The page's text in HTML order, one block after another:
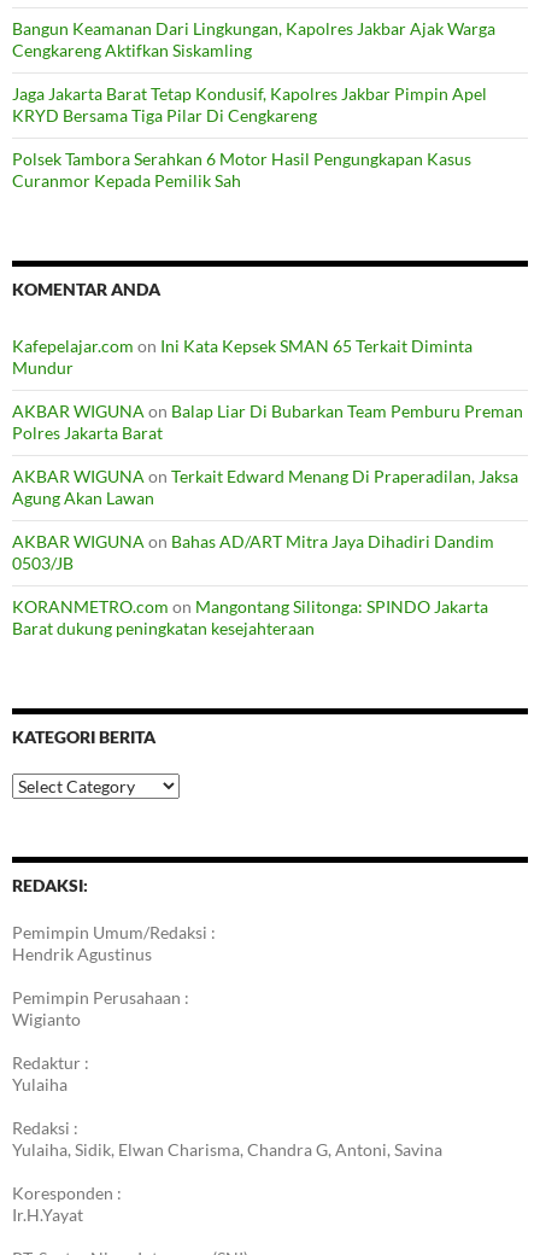
Bangun Keamanan Dari Lingkungan, Kapolres Jakbar Ajak Warga
Cengkareng Aktifkan Siskamling
Jaga Jakarta Barat Tetap Kondusif, Kapolres Jakbar Pimpin Apel
KRYD Bersama Tiga Pilar Di Cengkareng
Polsek Tambora Serahkan 6 Motor Hasil Pengungkapan Kasus
Curanmor Kepada Pemilik Sah
KOMENTAR ANDA
Kafepelajar.com on Ini Kata Kepsek SMAN 65 Terkait Diminta
Mundur
AKBAR WIGUNA on Balap Liar Di Bubarkan Team Pemburu Preman
Polres Jakarta Barat
AKBAR WIGUNA on Terkait Edward Menang Di Praperadilan, Jaksa
Agung Akan Lawan
AKBAR WIGUNA on Bahas AD/ART Mitra Jaya Dihadiri Dandim
0503/JB
KORANMETRO.com on Mangontang Silitonga: SPINDO Jakarta
Barat dukung peningkatan kesejahteraan
KATEGORI BERITA
Kategori
Berita
REDAKSI:
Pemimpin Umum/Redaksi :
Hendrik Agustinus
Pemimpin Perusahaan :
Wigianto
Redaktur :
Yulaiha
Redaksi :
Yulaiha, Sidik, Elwan Charisma, Chandra G, Antoni, Savina
Koresponden :
Ir.H.Yayat